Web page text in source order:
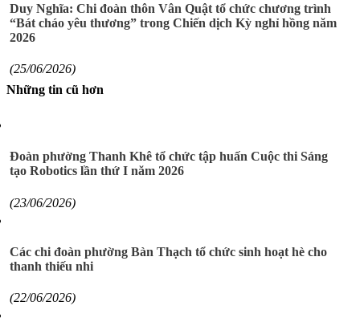
Duy Nghĩa: Chi đoàn thôn Vân Quật tổ chức chương trình
“Bát cháo yêu thương” trong Chiến dịch Kỳ nghỉ hồng năm
2026
(25/06/2026)
Những tin cũ hơn
Đoàn phường Thanh Khê tổ chức tập huấn Cuộc thi Sáng
tạo Robotics lần thứ I năm 2026
(23/06/2026)
Các chi đoàn phường Bàn Thạch tổ chức sinh hoạt hè cho
thanh thiếu nhi
(22/06/2026)